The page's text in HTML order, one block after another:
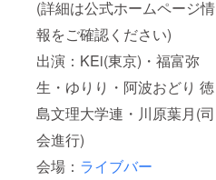
(詳細は公式ホームページ情
報をご確認ください)
出演：KEi(東京)・福富弥
生・ゆりり・阿波おどり 徳
島文理大学連・川原葉月(司
会進行)
会場： ライブバー